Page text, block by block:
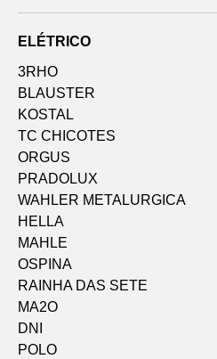
ELÉTRICO
3RHO
BLAUSTER
KOSTAL
TC CHICOTES
ORGUS
PRADOLUX
WAHLER METALURGICA
HELLA
MAHLE
OSPINA
RAINHA DAS SETE
MA2O
DNI
POLO